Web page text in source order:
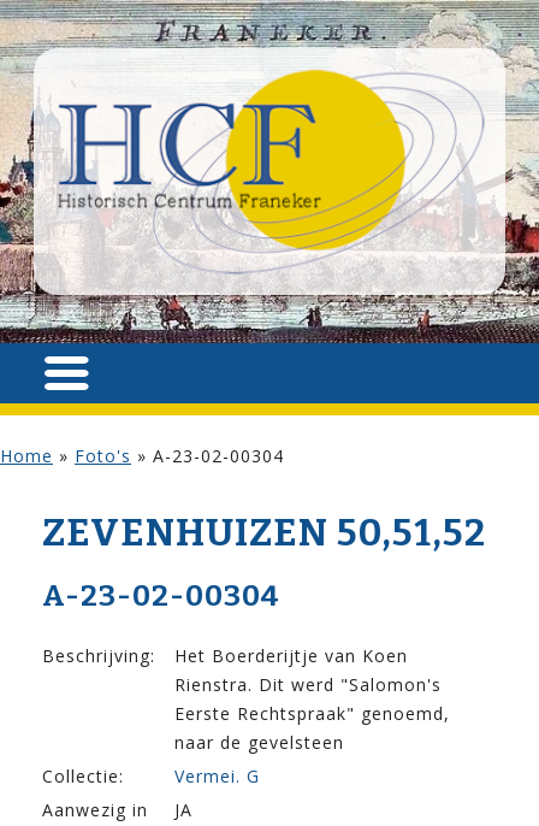
Home » Foto's » A-23-02-00304
ZEVENHUIZEN 50,51,52
A-23-02-00304
Beschrijving:
Het Boerderijtje van Koen
Rienstra. Dit werd "Salomon's
Eerste Rechtspraak" genoemd,
naar de gevelsteen
Collectie:
Vermei. G
Aanwezig in
JA